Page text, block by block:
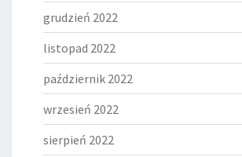
grudzień 2022
listopad 2022
październik 2022
wrzesień 2022
sierpień 2022